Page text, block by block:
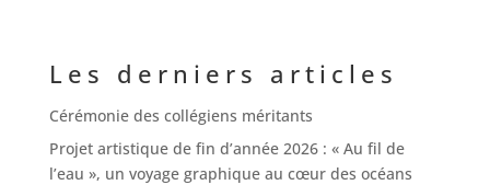
Les derniers articles
Cérémonie des collégiens méritants
Projet artistique de fin d’année 2026 : « Au fil de
l’eau », un voyage graphique au cœur des océans